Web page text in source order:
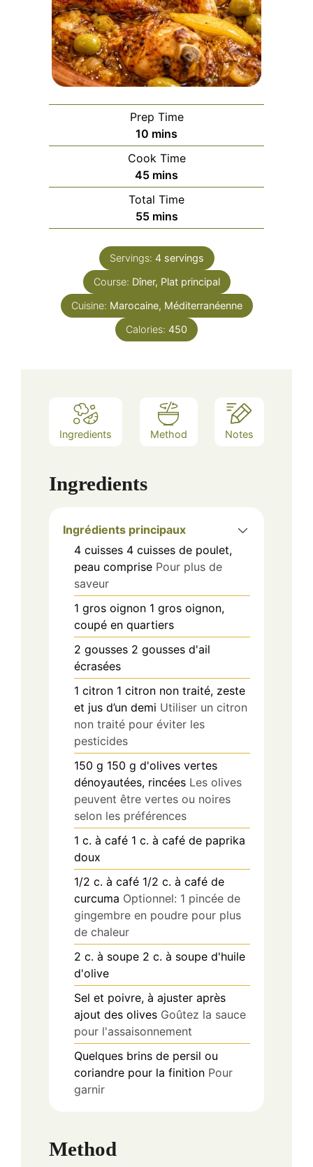
Prep Time
10 minutes
mins
Cook Time
45minutes
mins
Total Time
55minutes
mins
Servings: 4 servings
Course: Dîner, Plat principal
Cuisine: Marocaine, Méditerranéenne
Calories: 450
Ingredients Method Notes
Ingredients
Ingrédients principaux
4 cuisses 4 cuisses de poulet,
peau comprise Pour plus de
saveur
1 gros oignon 1 gros oignon,
coupé en quartiers
2 gousses 2 gousses d'ail
écrasées
1 citron 1 citron non traité, zeste
et jus d’un demi Utiliser un citron
non traité pour éviter les
pesticides
150 g 150 g d'olives vertes
dénoyautées, rincées Les olives
peuvent être vertes ou noires
selon les préférences
1 c. à café 1 c. à café de paprika
doux
1/2 c. à café 1/2 c. à café de
curcuma Optionnel: 1 pincée de
gingembre en poudre pour plus
de chaleur
2 c. à soupe 2 c. à soupe d'huile
d'olive
Sel et poivre, à ajuster après
ajout des olives Goûtez la sauce
pour l'assaisonnement
Quelques brins de persil ou
coriandre pour la finition Pour
garnir
Method